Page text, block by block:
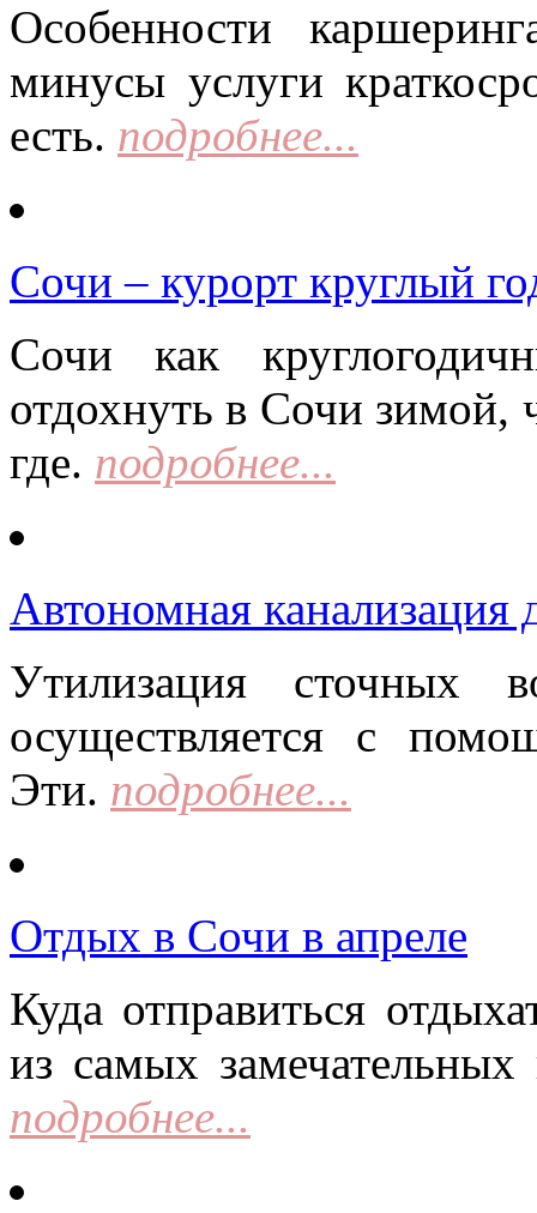
Особенности
минусы услуги
есть. подробнее...
Сочи – курорт круглый
Сочи как
отдохнуть в Сочи зимой,
где. подробнее...
Автономная канализация
Утилизация сточных
осуществляется с
Эти. подробнее...
Отдых в Сочи в апреле
Куда отправиться
из самых замечательных
подробнее...